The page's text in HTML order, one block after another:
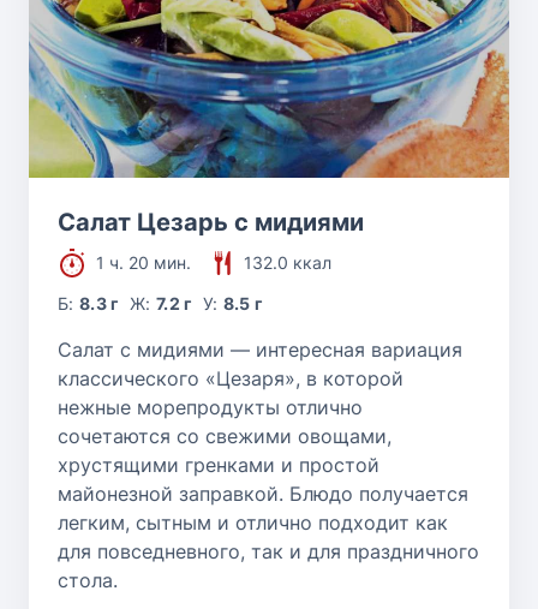
Салат Цезарь с мидиями
1 ч. 20 мин.
132.0 ккал
Б:8.3 г Ж: 7.2 г У: 8.5 г
Салат с мидиями — интересная вариация
классического «Цезаря», в которой
нежные морепродукты отлично
сочетаются со свежими овощами,
хрустящими гренками и простой
майонезной заправкой. Блюдо получается
легким, сытным и отлично подходит как
для повседневного, так и для праздничного
стола.